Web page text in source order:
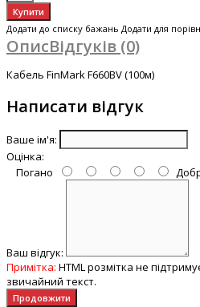
Додати до списку бажань Додати для
ОписВідгуків (0)
Кабель FinMark F660BV (100м)
Написати відгук
Ваше ім'я:
Оцінка:
Погано
Ваш відгук:
Примітка: HTML розмітка не
звичайний текст.
Продовжити